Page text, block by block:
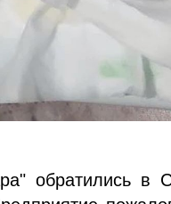
обратились в